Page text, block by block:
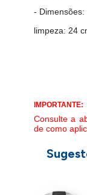
-
limpeza: 24c
IMPORTANTE:
Consulte a
de como